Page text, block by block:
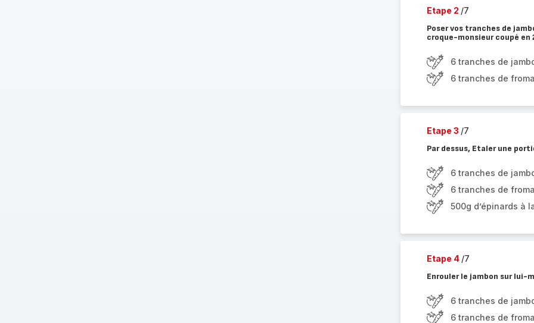
Etape 2 /7
Poser vos tranches de
croque-monsieur coupé en
6 tranches de
6 tranches de
Etape 3 /7
Par dessus, Etaler une
6 tranches de
6 tranches de
500g d’épinards à
Etape 4 /7
Enrouler le jambon sur lui-
6 tranches de
6 tranches de